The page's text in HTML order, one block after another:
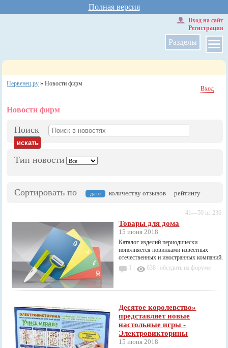
Полная версия
Разделы
Вход на сайт
Регистрация
Первенец.ру »Новости фирм
Вход
Новости фирм
Поиск
Тип новости
Сортировать по дате количеству отзывов рейтингу
41—50 из 236.
Товары для дома
15 июня 2018
Каталог изделий периодически
пополняется новинками известных
отечественных и иностранных компаний.
1 |
638 |обсудить на форуме
Десятое королевство»
представляет новые
настольные игры -
Электровикторины
15 июня 2018